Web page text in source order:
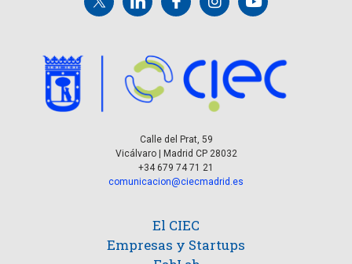
Calle del Prat, 59
Vicálvaro | Madrid CP 28032
+34 679 74 71 21
comunicacion@ciecmadrid.es
El CIEC
Empresas y Startups